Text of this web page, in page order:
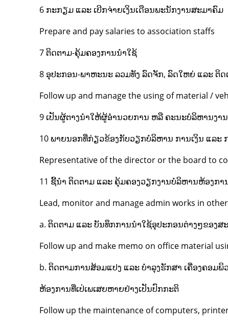
6 ກະກຽມ ແລະ ເບີກຈ່າຍເງິນເດືອນພະນັກງານສະມາຄົມ
Prepare and pay salaries to association staffs
7 ຕິດຕາມ-ຄຸ້ມຄອງການນໍາໃຊ້
8 ອຸປະກອນ-ພາຫະນະ ລວມທັງ ລົດຈັກ, ລົດໃຫຍ່ ແລະ ຕິດ
Follow up and manage the using of material /
9 ເປັນຜູ້ຕາງນໍາໃຫ້ຜູ້ອໍານວຍການ ຫລື ຄະນະບໍລິຫານງ
10 ພາຍນອກທີ່ກ່ຽວຂ້ອງກັບວຽກບໍລິຫານ ການເງິນ ແລະ
Representative of the director or the board to
11 ຊີ້ນໍາ ຕິດຕາມ ແລະ ຄຸ້ມຄອງວຽກງານບໍລິຫານຫ້ອງກາ
Lead, monitor and manage admin works in
a. ຕິດຕາມ ແລະ ບັນທຶກການນໍາໃຊ້ອຸປະກອນຕ່າງໆຂອງສ
Follow up and make memo on office material
b. ຕິດຕາມການສ້ອມແປງ ແລະ ບຳລຸງຮັກສາ ເຄື່ອງຄອມພິ
ຫ້ອງການທີ່ເປ່ເພເສຍຫາຍຢ່າງເປັນປົກກະຕິ
Follow up the maintenance of computers,